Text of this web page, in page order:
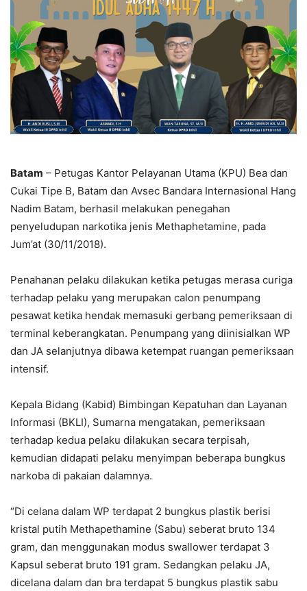
Batam – Petugas Kantor Pelayanan Utama (KPU) Bea dan
Cukai Tipe B, Batam dan Avsec Bandara Internasional Hang
Nadim Batam, berhasil melakukan penegahan
penyeludupan narkotika jenis Methaphetamine, pada
Jum’at (30/11/2018).
Penahanan pelaku dilakukan ketika petugas merasa curiga
terhadap pelaku yang merupakan calon penumpang
pesawat ketika hendak memasuki gerbang pemeriksaan di
terminal keberangkatan. Penumpang yang diinisialkan WP
dan JA selanjutnya dibawa ketempat ruangan pemeriksaan
intensif.
Kepala Bidang (Kabid) Bimbingan Kepatuhan dan Layanan
Informasi (BKLI), Sumarna mengatakan, pemeriksaan
terhadap kedua pelaku dilakukan secara terpisah,
kemudian didapati pelaku menyimpan beberapa bungkus
narkoba di pakaian dalamnya.
“Di celana dalam WP terdapat 2 bungkus plastik berisi
kristal putih Methapethamine (Sabu) seberat bruto 134
gram, dan menggunakan modus swallower terdapat 3
Kapsul seberat bruto 191 gram. Sedangkan pelaku JA,
dicelana dalam dan bra terdapat 5 bungkus plastik sabu